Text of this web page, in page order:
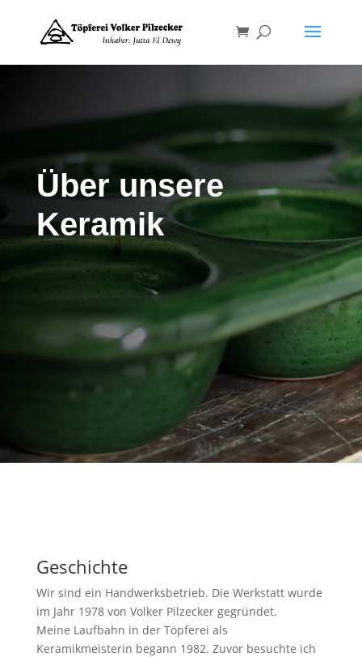
Über unsere
Keramik
Geschichte
Wir sind ein Handwerksbetrieb. Die Werkstatt wurde
im Jahr 1978 von Volker Pilzecker gegründet.
Meine Laufbahn in der Töpferei als
Keramikmeisterin begann 1982. Zuvor besuchte ich